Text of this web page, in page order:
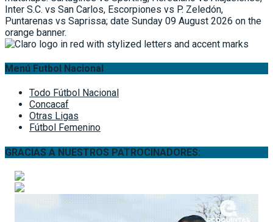
Menú Futbol Nacional
Todo Fútbol Nacional
Concacaf
Otras Ligas
Fútbol Femenino
GRACIAS A NUESTROS PATROCINADORES: